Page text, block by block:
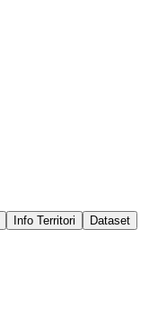
Info Territori Dataset